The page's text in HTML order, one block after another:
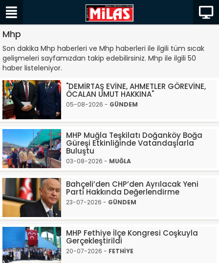
Mhp
Son dakika Mhp haberleri ve Mhp haberleri ile ilgili tüm sıcak
gelişmeleri sayfamızdan takip edebilirsiniz. Mhp ile ilgili 50
haber listeleniyor.
"DEMİRTAŞ EVİNE, AHMETLER GÖREVİNE,
ÖCALAN UMUT HAKKINA"
05-08-2026 - GÜNDEM
MHP Muğla Teşkilatı Doğanköy Boğa
Güreşi Etkinliğinde Vatandaşlarla
Buluştu
03-08-2026 - MUĞLA
Bahçeli’den CHP’den Ayrılacak Yeni
Parti Hakkında Değerlendirme
23-07-2026 - GÜNDEM
MHP Fethiye İlçe Kongresi Coşkuyla
Gerçekleştirildi
20-07-2026 - FETHİYE